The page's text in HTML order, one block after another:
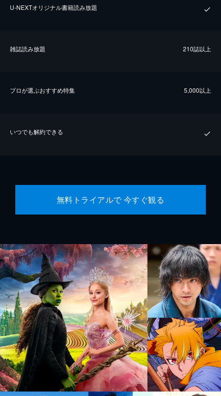
U-NEXTオリジナル書籍読み放題
雑誌読み放題 210誌以上
プロが選ぶおすすめ特集 5,000以上
いつでも解約できる
無料トライアルで 今すぐ観る